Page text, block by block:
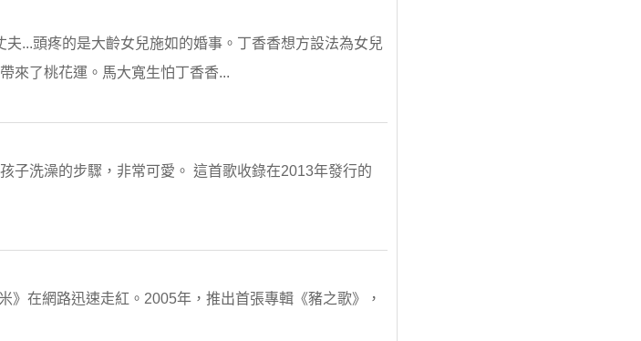
...頭疼的是大齡女兒施如的婚事。丁香香想方設法為女兒
來了桃花運。馬大寬生怕丁香香...
子洗澡的步驟，非常可愛。 這首歌收錄在2013年發行的
》在網路迅速走紅。2005年，推出首張專輯《豬之歌》，